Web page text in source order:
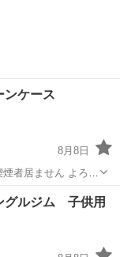
ケース
8月8日
プコーン
ルジム 子供用